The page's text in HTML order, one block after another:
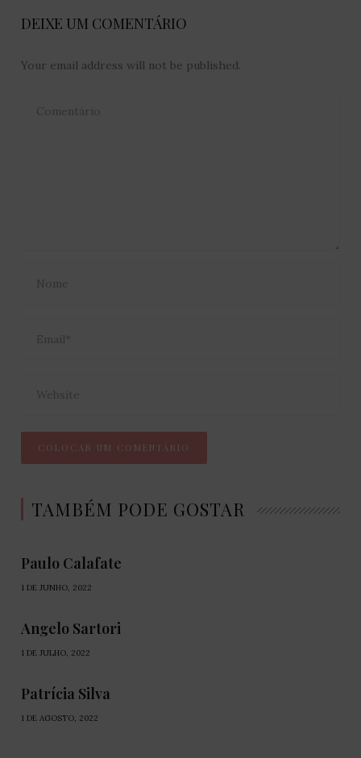
DEIXE UM COMENTÁRIO
Your email address will not be published.
TAMBÉM PODE GOSTAR
Paulo Calafate
1 DE JUNHO, 2022
Angelo Sartori
1 DE JULHO, 2022
Patrícia Silva
1 DE AGOSTO, 2022